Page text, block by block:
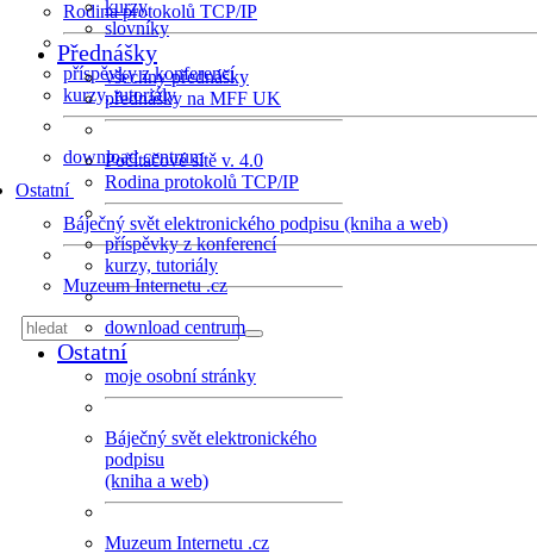
Rodina protokolů TCP/IP
příspěvky z konferencí
kurzy, tutoriály
download centrum
Ostatní
Báječný svět elektronického podpisu (kniha a web)
Muzeum Internetu .cz
kurzy
slovníky
Přednášky
všechny přednášky
přednášky na MFF UK
Počítačové sítě v. 4.0
Rodina protokolů TCP/IP
příspěvky z konferencí
kurzy, tutoriály
download centrum
Ostatní
moje osobní stránky
Báječný svět elektronického
podpisu
(kniha a web)
Muzeum Internetu .cz